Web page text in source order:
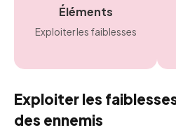
Éléments
Exploiter les faiblesses
Exploiter les
des ennemis